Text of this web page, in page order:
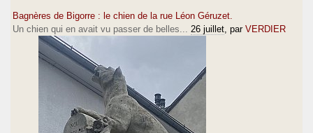
Bagnères de Bigorre : le chien de la rue Léon Géruzet.
Un chien qui en avait vu passer de belles...
26 juillet , par VERDIER